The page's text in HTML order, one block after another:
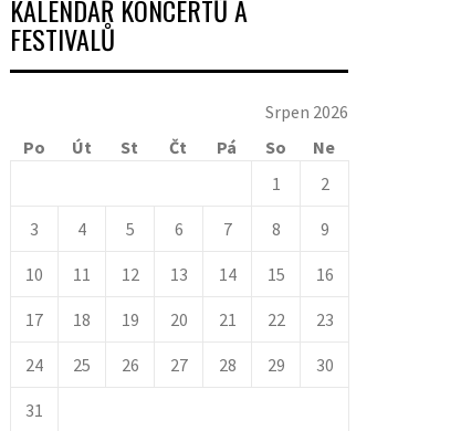
KALENDÁŘ KONCERTŮ A
FESTIVALŮ
Srpen 2026
Po
Út St Čt Pá So
Ne
1
2
3 4 5 6 7 8 9
10 11 12 13 14 15 16
17 18 19 20 21 22 23
24 25 26 27 28 29 30
31